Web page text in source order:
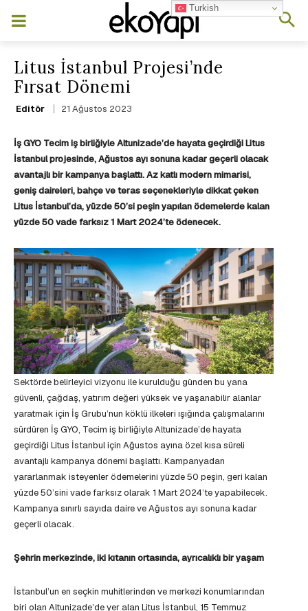
Litus İstanbul Projesi’nde
Fırsat Dönemi
Editör 21 Ağustos 2023
İş GYO Tecim iş birliğiyle Altunizade’de hayata geçirdiği Litus
İstanbul projesinde, Ağustos ayı sonuna kadar geçerli olacak
avantajlı bir kampanya başlattı. Az katlı modern mimarisi,
geniş daireleri, bahçe ve teras seçenekleriyle dikkat çeken
Litus İstanbul’da, yüzde 50’si peşin yapılan ödemelerde kalan
yüzde 50 vade farksız 1 Mart 2024’te ödenecek.
Sektörde belirleyici vizyonu ile kurulduğu günden bu yana
güvenli, çağdaş, yatırım değeri yüksek ve yaşanabilir alanlar
yaratmak için İş Grubu’nun köklü ilkeleri ışığında çalışmalarını
sürdüren İş GYO, Tecim iş birliğiyle Altunizade’de hayata
geçirdiği Litus İstanbul için Ağustos ayına özel kısa süreli
avantajlı kampanya dönemi başlattı. Kampanyadan
yararlanmak isteyenler ödemelerini yüzde 50 peşin, geri kalan
yüzde 50’sini vade farksız olarak 1 Mart 2024’te yapabilecek.
Kampanya sınırlı sayıda daire ve Ağustos ayı sonuna kadar
geçerli olacak.
Şehrin merkezinde, iki kıtanın ortasında, ayrıcalıklı bir yaşam
İstanbul’un en seçkin muhitlerinden ve merkezi konumlarından
biri olan Altunizade’de yer alan Litus İstanbul, 15 Temmuz
Turkish